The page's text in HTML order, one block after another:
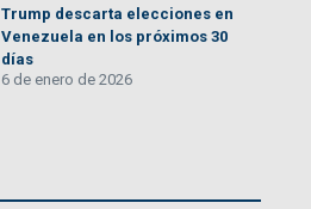
Trump descarta elecciones en
Venezuela en los próximos 30
días
6 de enero de 2026